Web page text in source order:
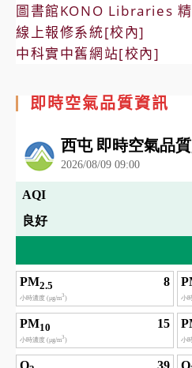
圖書館KONO Libraries
線上報修系統[校內]
中科實中舊網站[校內]
即時空氣品質資訊